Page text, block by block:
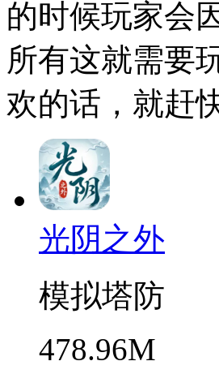
的时候玩家会
所有这就需要
欢的话，就赶
光阴之外
模拟塔防
478.96M